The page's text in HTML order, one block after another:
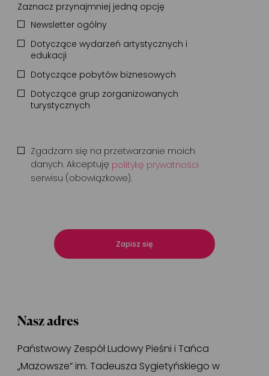
Zaznacz przynajmniej jedną opcję
Newsletter ogólny
Dotyczące wydarzeń artystycznych i
edukacji
Dotyczące pobytów biznesowych
Dotyczące grup zorganizowanych
turystycznych
Zgadzam się na przetwarzanie moich
danych. Akceptuję politykę prywatności
serwisu (obowiązkowe).
Zapisz się
Nasz adres
Państwowy Zespół Ludowy Pieśni i Tańca
„Mazowsze” im. Tadeusza Sygietyńskiego w